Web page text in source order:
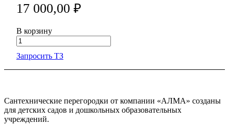
17 000,00 ₽
В корзину
Запросить ТЗ
Сантехнические перегородки от компании «АЛМА» созданы
для детских садов и дошкольных образовательных
учреждений.